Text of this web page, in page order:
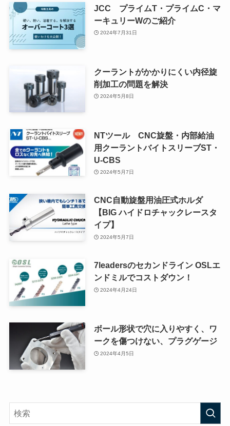
JCC プライムT・プライムC・マ
ーキュリーWのご紹介
2024年7月31日
クーラントがかかりにくい内径旋
削加工の問題を解決
2024年5月8日
NTツール CNC旋盤・内部給油
用クーラントバイトスリーブST・
U-CBS
2024年5月7日
CNC自動旋盤用油圧式ホルダ
【BIG ハイドロチャックレースタ
イプ】
2024年5月7日
7leadersのセカンドライン OSLエ
ンドミルでコストダウン！
2024年4月24日
ボール形状で穴に入りやすく、ワ
ークを傷つけない、プラグゲージ
2024年4月5日